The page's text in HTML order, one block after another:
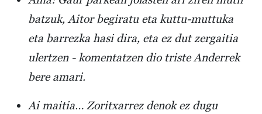
batzuk, Aitor begiratu eta kuttu-muttuka
eta barrezka hasi dira, eta ez dut zergaitia
ulertzen - komentatzen dio triste Anderrek
bere amari.
Ai maitia… Zoritxarrez denok ez dugu